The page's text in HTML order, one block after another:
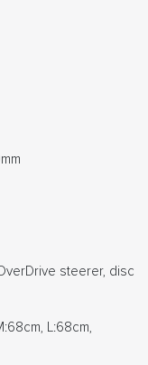
steerer, disc
L:68cm,